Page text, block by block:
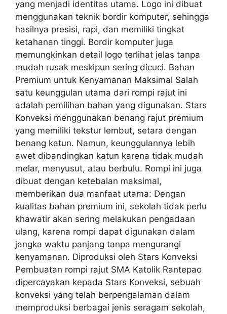
yang menjadi identitas utama. Logo ini dibuat
menggunakan teknik bordir komputer, sehingga
hasilnya presisi, rapi, dan memiliki tingkat
ketahanan tinggi. Bordir komputer juga
memungkinkan detail logo terlihat jelas tanpa
mudah rusak meskipun sering dicuci. Bahan
Premium untuk Kenyamanan Maksimal Salah
satu keunggulan utama dari rompi rajut ini
adalah pemilihan bahan yang digunakan. Stars
Konveksi menggunakan benang rajut premium
yang memiliki tekstur lembut, setara dengan
benang katun. Namun, keunggulannya lebih
awet dibandingkan katun karena tidak mudah
melar, menyusut, atau berbulu. Rompi ini juga
dibuat dengan ketebalan maksimal,
memberikan dua manfaat utama: Dengan
kualitas bahan premium ini, sekolah tidak perlu
khawatir akan sering melakukan pengadaan
ulang, karena rompi dapat digunakan dalam
jangka waktu panjang tanpa mengurangi
kenyamanan. Diproduksi oleh Stars Konveksi
Pembuatan rompi rajut SMA Katolik Rantepao
dipercayakan kepada Stars Konveksi, sebuah
konveksi yang telah berpengalaman dalam
memproduksi berbagai jenis seragam sekolah,